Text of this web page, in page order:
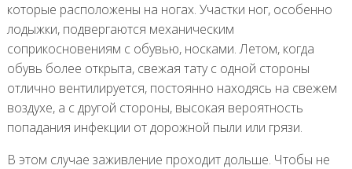
которые расположены на ногах. Участки ног, особенно
лодыжки, подвергаются механическим
соприкосновениям с обувью, носками. Летом, когда
обувь более открыта, свежая тату с одной стороны
отлично вентилируется, постоянно находясь на свежем
воздухе, а с другой стороны, высокая вероятность
попадания инфекции от дорожной пыли или грязи.
В этом случае заживление проходит дольше. Чтобы не